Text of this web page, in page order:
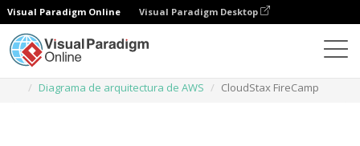
Visual Paradigm Online Visual Paradigm Desktop
Diagrama de arquitectura de AWS
CloudStax FireCamp